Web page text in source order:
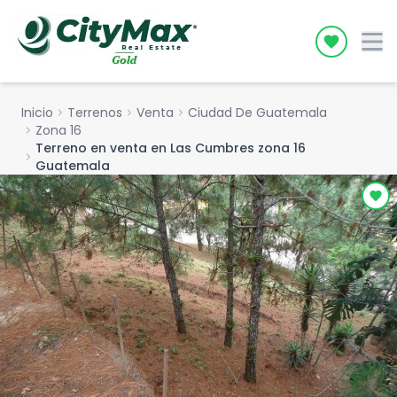
Icon
Inicio chevron_right Terrenos chevron_right Venta chevron_right Ciudad De Guatemala
chevron_right Zona 16
chevron_right Terreno en venta en Las Cumbres zona 16
Guatemala